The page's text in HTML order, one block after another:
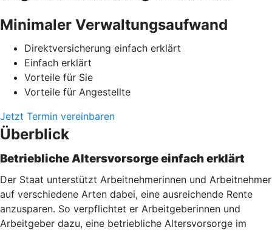
Minimaler Verwaltungsaufwand
Direktversicherung einfach erklärt
Einfach erklärt
Vorteile für Sie
Vorteile für Angestellte
Jetzt Termin vereinbaren
Überblick
Betriebliche Altersvorsorge einfach erklärt
Der Staat unterstützt Arbeitnehmerinnen und Arbeitnehmer
auf verschiedene Arten dabei, eine ausreichende Rente
anzusparen. So verpflichtet er Arbeitgeberinnen und
Arbeitgeber dazu, eine betriebliche Altersvorsorge im